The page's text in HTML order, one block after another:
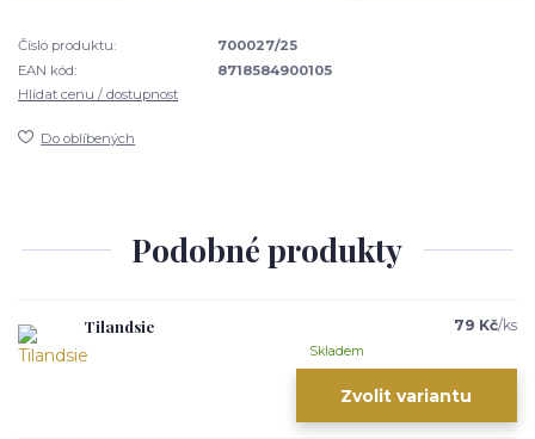
Číslo produktu:
700027/25
EAN kód:
8718584900105
Hlídat cenu / dostupnost
Do oblíbených
Podobné produkty
Tilandsie 79 Kč/ks
Skladem
Zvolit variantu